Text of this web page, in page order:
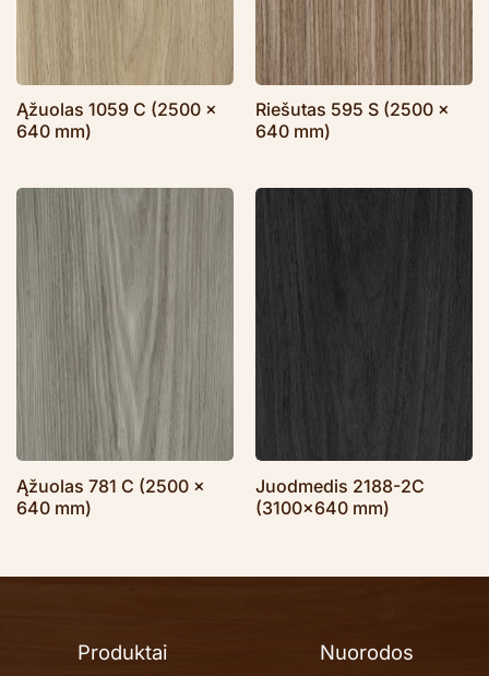
Ąžuolas 1059 C (2500 x
640 mm)
Riešutas 595 S (2500 x
640 mm)
Ąžuolas 781 C (2500 x
640 mm)
Juodmedis 2188-2C
(3100×640 mm)
Produktai Nuorodos